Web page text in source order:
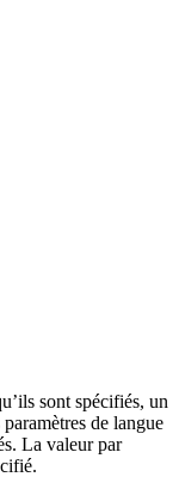
sont spécifiés, un
de langue
La valeur par